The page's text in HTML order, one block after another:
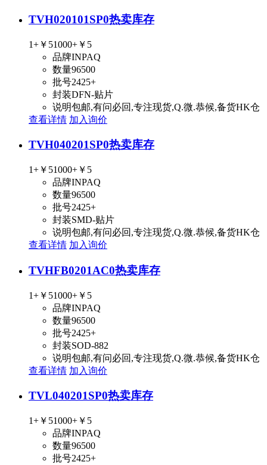
TVH020101SP0热卖库存
1+ ￥51000+ ￥5
品牌INPAQ
数量96500
批号2425+
封装DFN-贴片
说明包邮,有问必回,专注现货,Q.微.恭候,备货HK仓
查看详情 加入询价
TVH040201SP0热卖库存
1+ ￥51000+ ￥5
品牌INPAQ
数量96500
批号2425+
封装SMD-贴片
说明包邮,有问必回,专注现货,Q.微.恭候,备货HK仓
查看详情 加入询价
TVHFB0201AC0热卖库存
1+ ￥51000+ ￥5
品牌INPAQ
数量96500
批号2425+
封装SOD-882
说明包邮,有问必回,专注现货,Q.微.恭候,备货HK仓
查看详情 加入询价
TVL040201SP0热卖库存
1+ ￥51000+ ￥5
品牌INPAQ
数量96500
批号2425+